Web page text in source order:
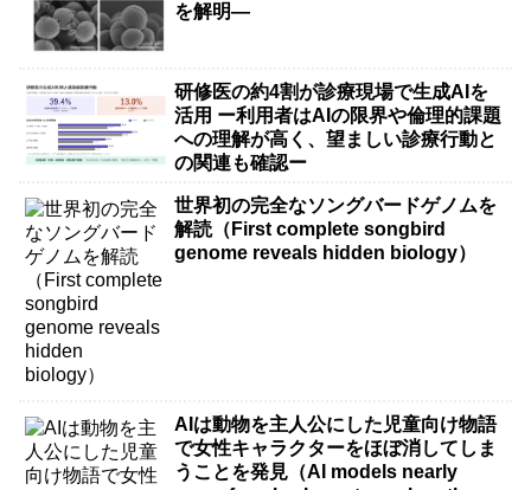
を解明―
研修医の約4割が診療現場で生成AIを
活用 ー利用者はAIの限界や倫理的課題
への理解が高く、望ましい診療行動と
の関連も確認ー
世界初の完全なソングバードゲノムを
解読（First complete songbird
genome reveals hidden biology）
AIは動物を主人公にした児童向け物語
で女性キャラクターをほぼ消してしま
うことを発見（AI models nearly